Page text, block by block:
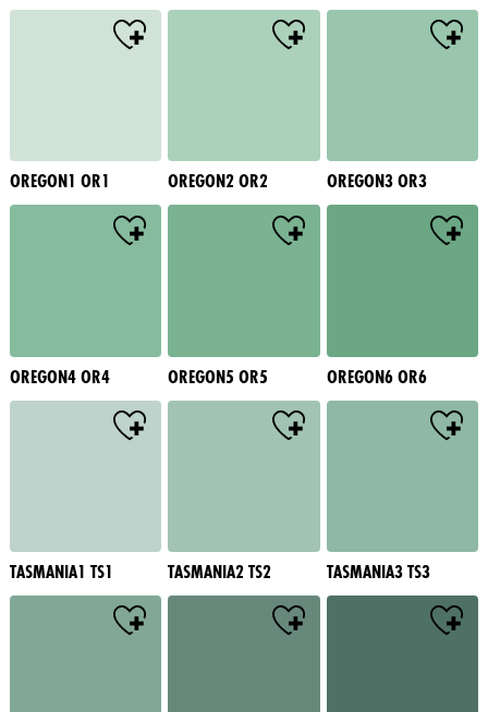
OREGON1 OR1 OREGON2 OR2 OREGON3 OR3
OREGON4 OR4 OREGON5 OR5 OREGON6 OR6
TASMANIA1 TS1 TASMANIA2 TS2 TASMANIA3 TS3